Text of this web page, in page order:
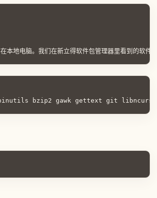
本地电脑。我们在新立得软件包管理器里看到的软件
bzip2 gawk gettext git